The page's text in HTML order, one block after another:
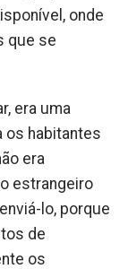
onde
que se
era uma
os habitantes
era
estrangeiro
lo, porque
de
os